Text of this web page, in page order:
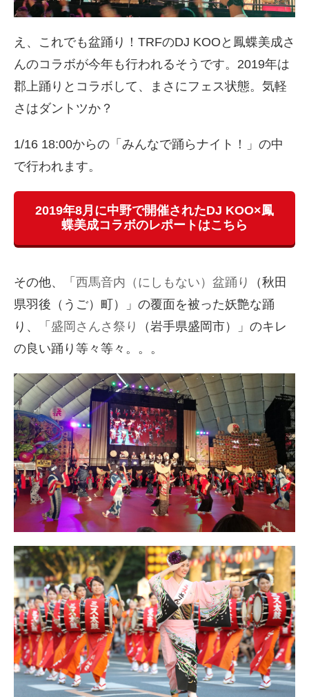
え、これでも盆踊り！TRFのDJ KOOと鳳蝶美成さ
んのコラボが今年も行われるそうです。2019年は
郡上踊りとコラボして、まさにフェス状態。気軽
さはダントツか？
1/16 18:00からの「みんなで踊らナイト！」の中
で行われます。
2019年8月に中野で開催されたDJ KOO×鳳
蝶美成コラボのレポートはこちら
その他、「 西馬音内（にしもない）盆踊り
（秋田
県羽後（うご）町）」の覆面を被った妖艶な踊
り、「 盛岡さんさ祭り
（岩手県盛岡市）」のキレ
の良い踊り等々等々。。。